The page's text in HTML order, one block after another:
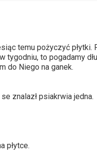
temu pożyczyć płytki.
to pogadamy
do Niego na ganek.
znalazł psiakrwia jedna.
płytce.